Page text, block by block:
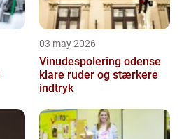
03 may 2026
Vinudespolering odense
klare ruder og stærkere
indtryk